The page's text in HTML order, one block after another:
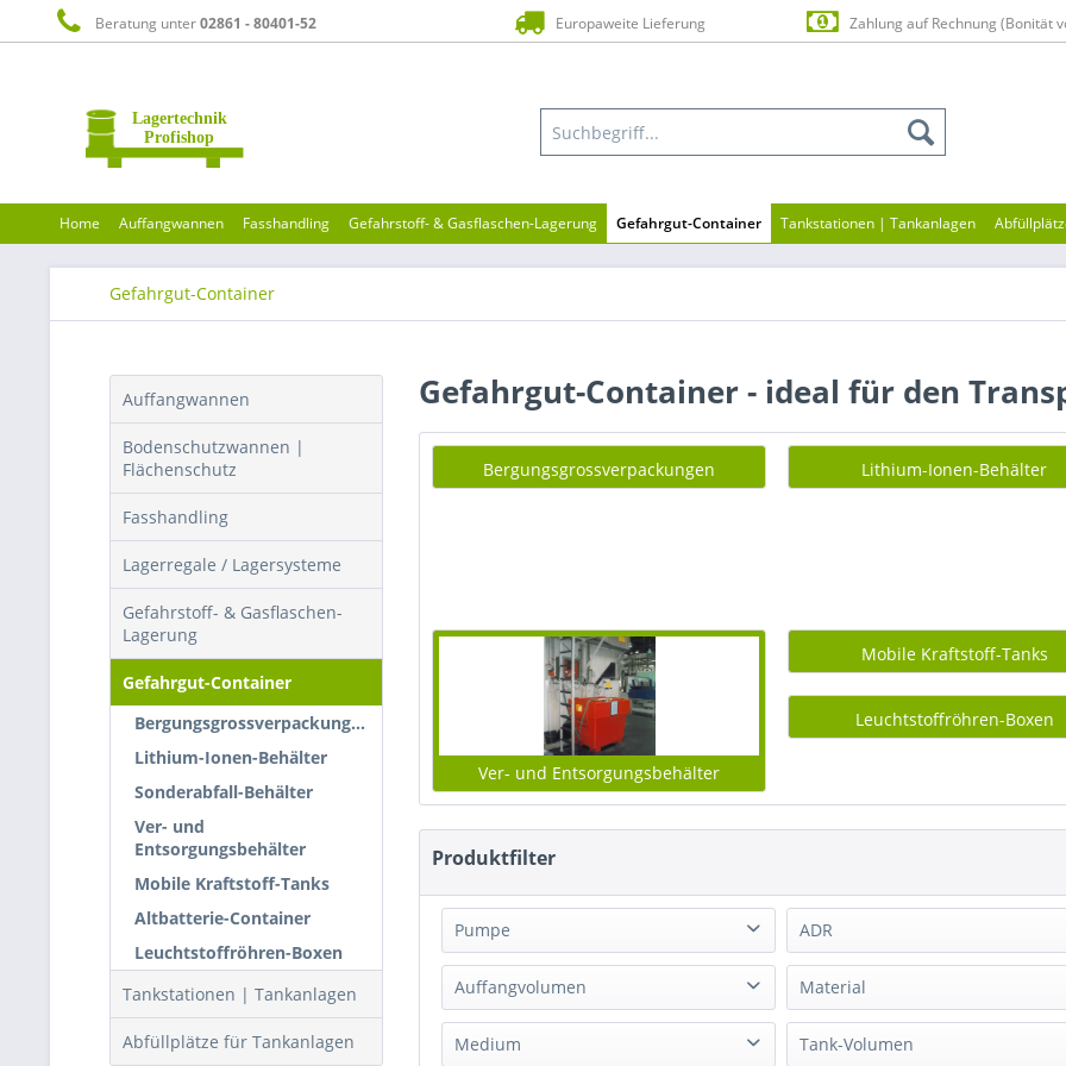
Beratung unter02861 - 80401-52 Europaweite Lieferung Zahlung auf Rechnung (Bonität
Home Auffangwannen Fasshandling Gefahrstoff- & Gasflaschen-Lagerung Gefahrgut-Container Tankstationen | Tankanlagen
Gefahrgut-Container
Auffangwannen
Bodenschutzwannen |
Flächenschutz
Fasshandling
Lagerregale / Lagersysteme
Gefahrstoff- & Gasflaschen-
Lagerung
Gefahrgut-Container
Bergungsgrossverpackungen
Lithium-Ionen-Behälter
Sonderabfall-Behälter
Ver- und
Entsorgungsbehälter
Mobile Kraftstoff-Tanks
Altbatterie-Container
Leuchtstoffröhren-Boxen
Tankstationen | Tankanlagen
Abfüllplätze für Tankanlagen
Gefahrgut-Container - ideal für den
Bergungsgrossverpackungen Lithium-Ionen-Behälter
Ver- und Entsorgungsbehälter
Mobile Kraftstoff-Tanks
Leuchtstoffröhren-Boxen
Produktfilter
Pumpe
ohne Pumpe
ADR
OHNE ADR Zulassung
Auffangvolumen Material
PE(6)
Medium Tank-Volumen